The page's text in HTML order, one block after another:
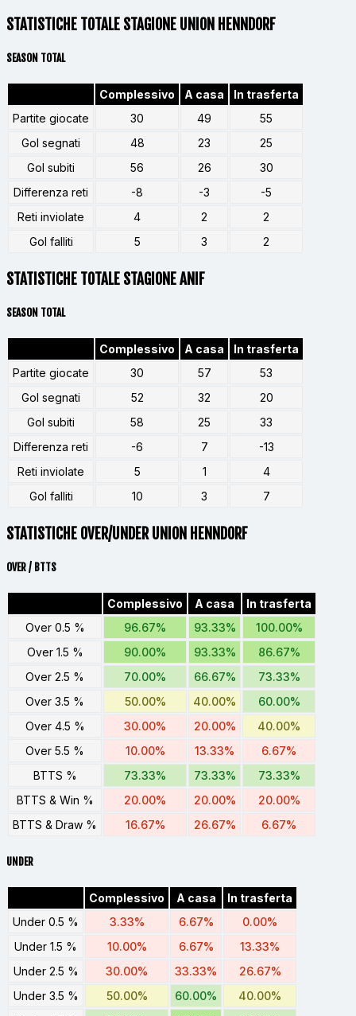
STATISTICHE TOTALE STAGIONE UNION HENNDORF
SEASON TOTAL
Complessivo A casa
In trasferta
Partite giocate
30 49
55
Gol segnati
48 23
25
Gol subiti
56 26
30
Differenza reti
-8 -3
-5
Reti inviolate
4 2
2
Gol falliti
5 3 2
STATISTICHE TOTALE STAGIONE ANIF
SEASON TOTAL
Complessivo A casa
In trasferta
Partite giocate
30 57
53
Gol segnati
52 32
20
Gol subiti
58 25
33
Differenza reti
-6 7
-13
Reti inviolate
5 1
4
Gol falliti
10 3 7
STATISTICHE OVER/UNDER UNION HENNDORF
OVER / BTTS
Complessivo A casa
In trasferta
Over 0.5 %
96.67% 93.33%
100.00%
Over 1.5 %
90.00% 93.33%
86.67%
Over 2.5 %
70.00% 66.67%
73.33%
Over 3.5 %
50.00% 40.00%
60.00%
Over 4.5 %
30.00% 20.00%
40.00%
Over 5.5 %
10.00% 13.33%
6.67%
BTTS %
73.33% 73.33%
73.33%
BTTS & Win %
20.00% 20.00%
20.00%
BTTS & Draw %
16.67% 26.67% 6.67%
UNDER
Complessivo A casa
In trasferta
Under 0.5 %
3.33% 6.67%
0.00%
Under 1.5 %
10.00% 6.67%
13.33%
Under 2.5 %
30.00% 33.33%
26.67%
Under 3.5 %
50.00% 60.00%
40.00%